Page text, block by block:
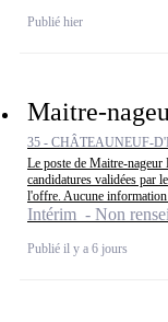
Publié hier
Maitre-
35 - CHÂTEAUNEUF-
Le poste de Maitre-nageur
candidatures validées par
l'offre. Aucune information
Intérim - Non
Publié il y a 6 jours